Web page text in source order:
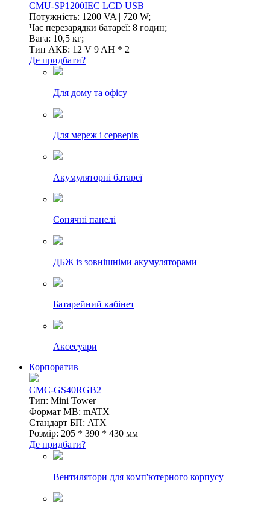
CMU-SP1200IEC LCD USB
Потужність: 1200 VA | 720 W;
Час перезарядки батареї: 8 годин;
Вага: 10,5 кг;
Тип АКБ: 12 V 9 AH * 2
Де придбати?
Для дому та офісу
Для мереж і серверів
Акумуляторні батареї
Сонячні панелі
ДБЖ із зовнішніми акумуляторами
Батарейний кабінет
Аксесуари
Корпоратив
CMC-GS40RGB2
Тип: Mini Tower
Формат MB: mATX
Стандарт БП: ATX
Розмір: 205 * 390 * 430 мм
Де придбати?
Вентилятори для комп'ютерного корпусу